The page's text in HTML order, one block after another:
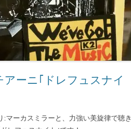
ーニ｢ドレフュスナイ
マーカスミラーと、力強い美旋律で聴き